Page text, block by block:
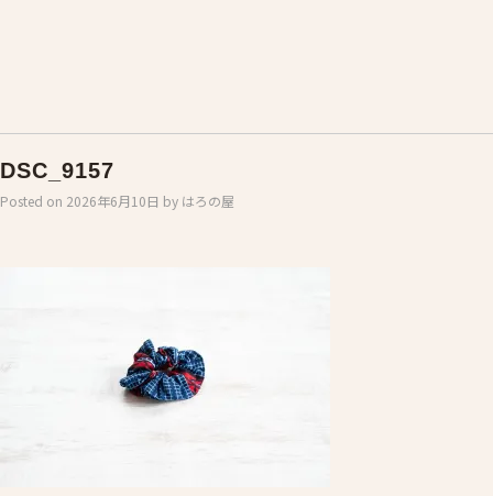
DSC_9157
Posted on 2026年6月10日 by はろの屋